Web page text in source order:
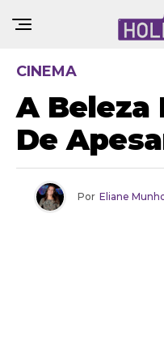
CINEMA
A Beleza
De
Por Eliane